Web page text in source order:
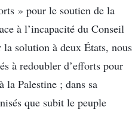
» pour le soutien de la
à l’incapacité du Conseil
solution à deux États, nous
à redoubler d’efforts pour
Palestine ; dans sa
que subit le peuple